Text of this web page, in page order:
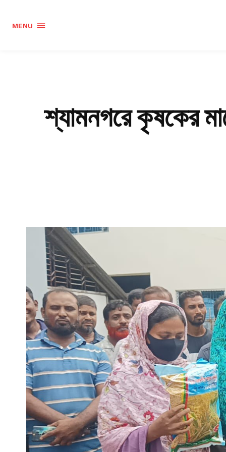
MENU
শ্যামনগরে কৃষকের